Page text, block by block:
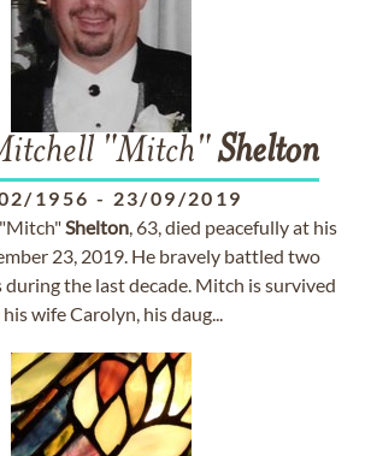
"Mitch"Shelton
1956 - 23/09/2019
Shelton, 63, died peacefully at his
23, 2019. He bravely battled two
during the last decade. Mitch is survived
his wife Carolyn, his daug...